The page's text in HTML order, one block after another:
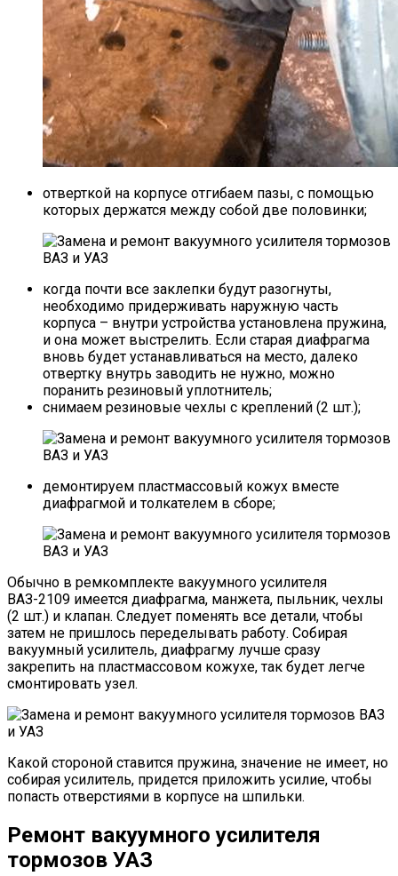
отверткой на корпусе отгибаем пазы, с помощью
которых держатся между собой две половинки;
когда почти все заклепки будут разогнуты,
необходимо придерживать наружную часть
корпуса – внутри устройства установлена пружина,
и она может выстрелить. Если старая диафрагма
вновь будет устанавливаться на место, далеко
отвертку внутрь заводить не нужно, можно
поранить резиновый уплотнитель;
снимаем резиновые чехлы с креплений (2 шт.);
демонтируем пластмассовый кожух вместе
диафрагмой и толкателем в сборе;
Обычно в ремкомплекте вакуумного усилителя
ВАЗ-2109 имеется диафрагма, манжета, пыльник, чехлы
(2 шт.) и клапан. Следует поменять все детали, чтобы
затем не пришлось переделывать работу. Собирая
вакуумный усилитель, диафрагму лучше сразу
закрепить на пластмассовом кожухе, так будет легче
смонтировать узел.
Какой стороной ставится пружина, значение не имеет, но
собирая усилитель, придется приложить усилие, чтобы
попасть отверстиями в корпусе на шпильки.
Ремонт вакуумного усилителя
тормозов УАЗ